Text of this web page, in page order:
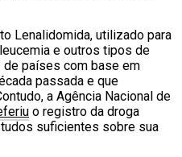
Lenalidomida, utilizado para
e outros tipos de
de países com base em
passada e que
a Agência Nacional de
o registro da droga
suficientes sobre sua